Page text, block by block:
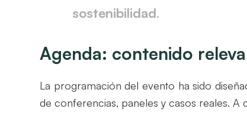
sostenibilidad.
Agenda: contenido
La programación del evento ha sido
de conferencias, paneles y casos reales. A